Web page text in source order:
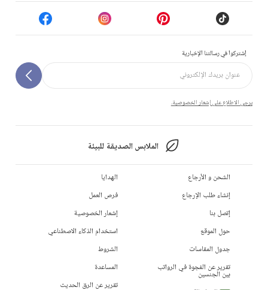
إشتركوا في رسالتنا الإخبارية
يرجى الاطلاع على إشعار الخصوصية.
الملابس الصديقة للبيئة
الشحن و الأرجاع
إنشاء طلب الإرجاع
إتصل بنا
حول الموقع
جدول المقاسات
تقرير عن الفجوة في الرواتب
بين الجنسين
الهدايا
فرص العمل
إشعار الخصوصية
استخدام الذكاء الاصطناعي
الشروط
المساعدة
تقرير عن الرق الحديث